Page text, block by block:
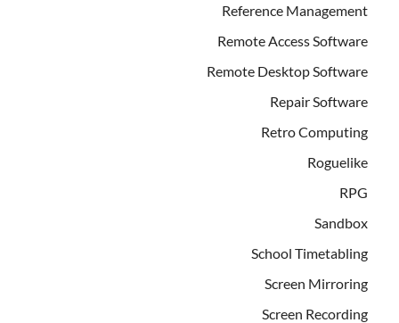
Reference Management
Remote Access Software
Remote Desktop Software
Repair Software
Retro Computing
Roguelike
RPG
Sandbox
School Timetabling
Screen Mirroring
Screen Recording